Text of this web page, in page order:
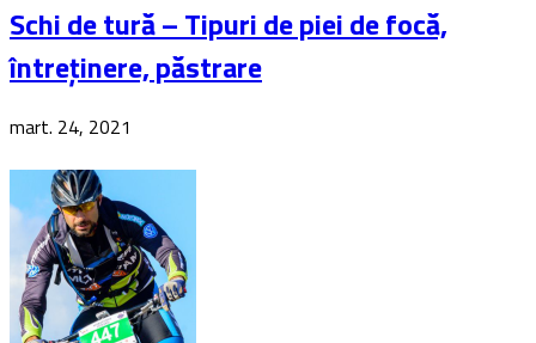
Schi de tură – Tipuri de piei de focă,
întreținere, păstrare
mart. 24, 2021